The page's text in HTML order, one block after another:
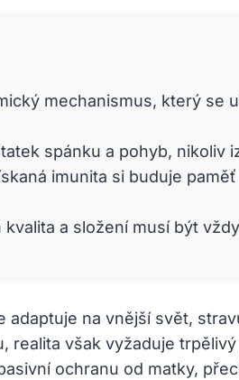
mechanismus, který
spánku a pohyb, nikoliv
imunita si buduje
a složení musí být
na vnější svět,
však vyžaduje
ochranu od matky,